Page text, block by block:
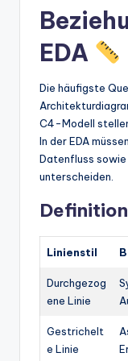
EDA
Die häufigste
C4-Modell
In der EDA
Datenfluss sowie
unterscheiden.
Linienstil
Durchgezog
ene Linie
Gestrichelt
e Linie